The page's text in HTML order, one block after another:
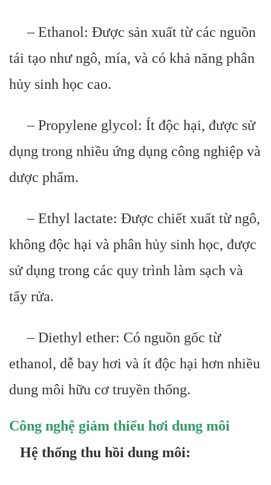
– Ethanol: Được sản xuất từ các nguồn
tái tạo như ngô, mía, và có khả năng phân
hủy sinh học cao.
– Propylene glycol: Ít độc hại, được sử
dụng trong nhiều ứng dụng công nghiệp và
dược phẩm.
– Ethyl lactate: Được chiết xuất từ ngô,
không độc hại và phân hủy sinh học, được
sử dụng trong các quy trình làm sạch và
tẩy rửa.
– Diethyl ether: Có nguồn gốc từ
ethanol, dễ bay hơi và ít độc hại hơn nhiều
dung môi hữu cơ truyền thống.
Công nghệ giảm thiểu hơi dung môi
Hệ thống thu hồi dung môi: